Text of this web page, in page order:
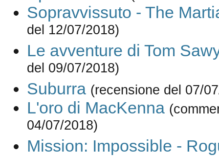
Sopravvissuto - The
del 12/07/2018)
Le avventure di Tom
del 09/07/2018)
Suburra (recensione del 07/
L'oro di MacKenna
04/07/2018)
Mission: Impossible -